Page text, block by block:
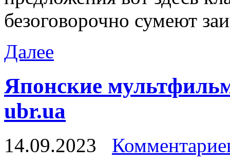
безоговорочно сумеют
Далее
Японские
ubr.ua
14.09.2023